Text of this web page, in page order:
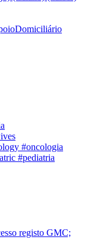
#oncologia
#pediatria
registo GMC;